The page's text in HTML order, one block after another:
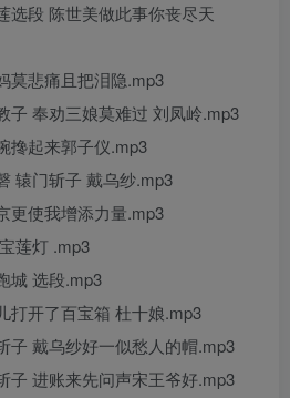
选段 陈世美做此事你丧尽天
莫悲痛且把泪隐.mp3
子 奉劝三娘莫难过 刘凤岭.mp3
搀起来郭子仪.mp3
辕门斩子 戴乌纱.mp3
更使我增添力量.mp3
莲灯 .mp3
城 选段.mp3
打开了百宝箱 杜十娘.mp3
子 戴乌纱好一似愁人的帽.mp3
子 进账来先问声宋王爷好.mp3